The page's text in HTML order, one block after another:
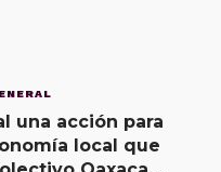
una acción para
local que